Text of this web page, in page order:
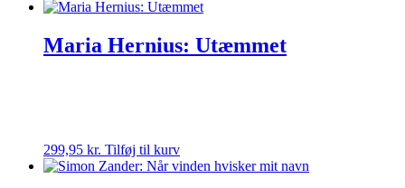
Maria Hernius: Utæmmet
299,95 kr. Tilføj til kurv